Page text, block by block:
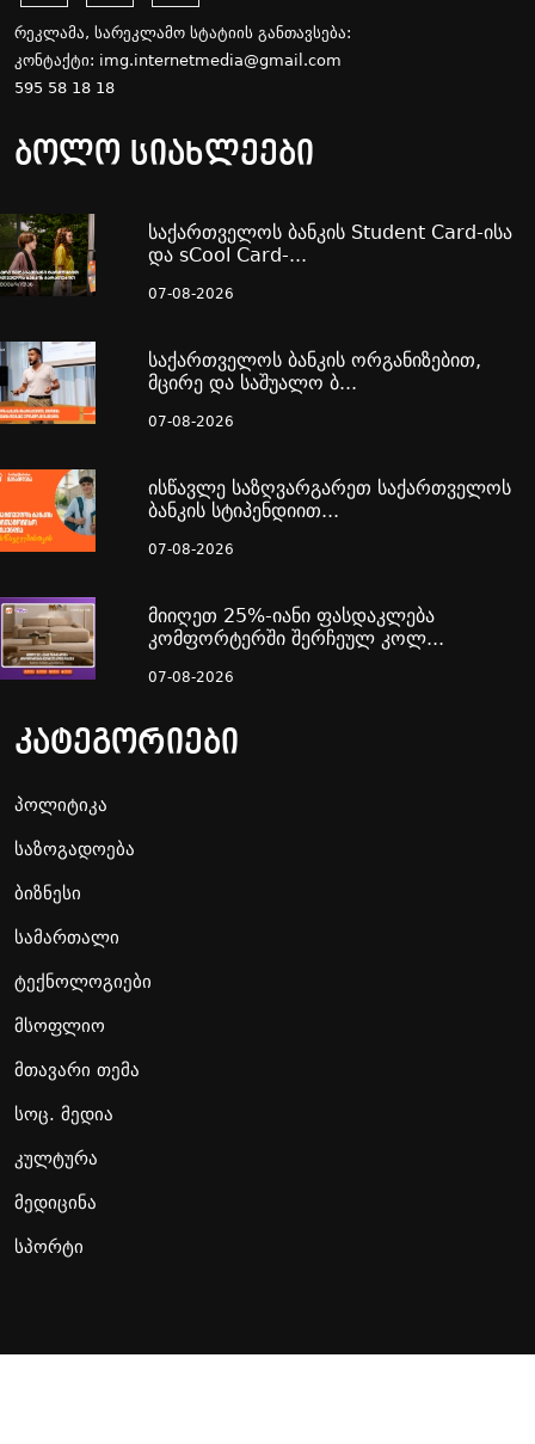
რეკლამა, სარეკლამო სტატიის განთავსება:
კონტაქტი: img.internetmedia@gmail.com
595 58 18 18
ბოლო სიახლეები
საქართველოს ბანკის Student Card-ისა
და sCool Card-...
07-08-2026
საქართველოს ბანკის ორგანიზებით,
მცირე და საშუალო ბ...
07-08-2026
ისწავლე საზღვარგარეთ საქართველოს
ბანკის სტიპენდიით...
07-08-2026
მიიღეთ 25%-იანი ფასდაკლება
კომფორტერში შერჩეულ კოლ...
07-08-2026
კატეგორიები
პოლიტიკა
საზოგადოება
ბიზნესი
სამართალი
ტექნოლოგიები
მსოფლიო
მთავარი თემა
სოც. მედია
კულტურა
მედიცინა
სპორტი